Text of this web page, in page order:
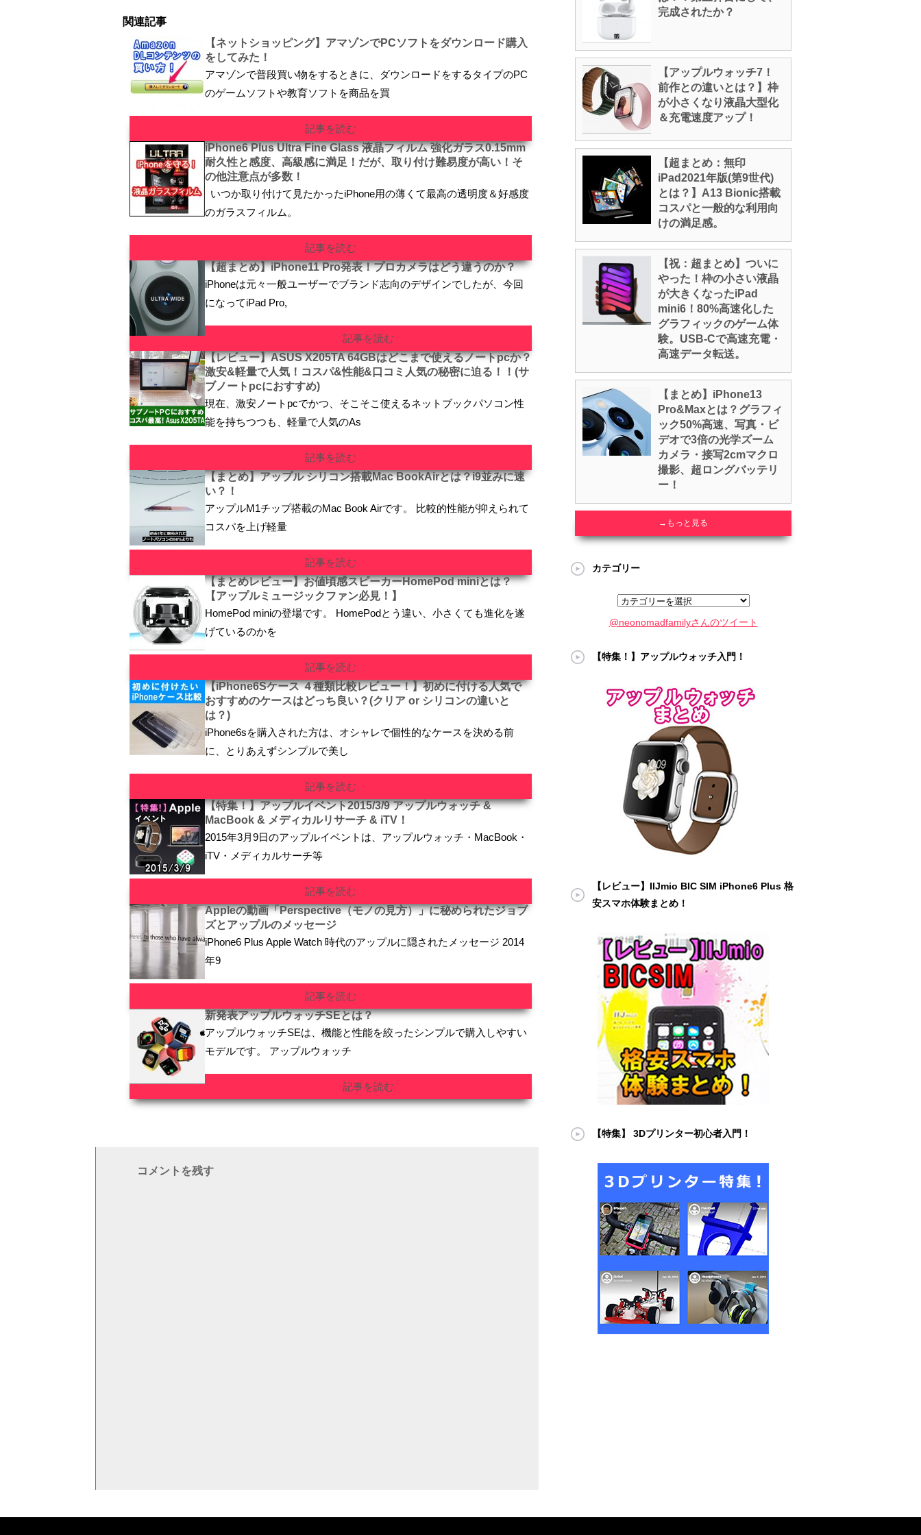
関連記事
【ネットショッピング】アマゾンでPCソフトをダウンロード購入
をしてみた！
アマゾンで普段買い物をするときに、ダウンロードをするタイプのPC
のゲームソフトや教育ソフトを商品を買
記事を読む
iPhone6 Plus Ultra Fine Glass 液晶フィルム 強化ガラス0.15mm
耐久性と感度、高級感に満足！だが、取り付け難易度が高い！そ
の他注意点が多数！
いつか取り付けて見たかったiPhone用の薄くて最高の透明度＆好感度
のガラスフィルム。
記事を読む
【超まとめ】iPhone11 Pro発表！プロカメラはどう違うのか？
iPhoneは元々一般ユーザーでブランド志向のデザインでしたが、今回
になってiPad Pro,
記事を読む
【レビュー】ASUS X205TA 64GBはどこまで使えるノートpcか？
激安&軽量で人気！コスパ&性能&口コミ人気の秘密に迫る！！(サ
ブノートpcにおすすめ)
現在、激安ノートpcでかつ、そこそこ使えるネットブックパソコン性
能を持ちつつも、軽量で人気のAs
記事を読む
【まとめ】アップル シリコン搭載Mac BookAirとは？i9並みに速
い？！
アップルM1チップ搭載のMac Book Airです。 比較的性能が抑えられて
コスパを上げ軽量
記事を読む
【まとめレビュー】お値頃感スピーカーHomePod miniとは？
【アップルミュージックファン必見！】
HomePod miniの登場です。 HomePodとう違い、小さくても進化を遂
げているのかを
記事を読む
【iPhone6Sケース ４種類比較レビュー！】初めに付ける人気で
おすすめのケースはどっち良い？(クリア or シリコンの違いと
は？)
iPhone6sを購入された方は、オシャレで個性的なケースを決める前
に、とりあえずシンプルで美し
記事を読む
【特集！】アップルイベント2015/3/9 アップルウォッチ &
MacBook & メディカルリサーチ & iTV！
2015年3月9日のアップルイベントは、アップルウォッチ・MacBook・
iTV・メディカルサーチ等
記事を読む
Appleの動画「Perspective（モノの見方）」に秘められたジョブ
ズとアップルのメッセージ
iPhone6 Plus Apple Watch 時代のアップルに隠されたメッセージ 2014
年9
記事を読む
新発表アップルウォッチSEとは？
アップルウォッチSEは、機能と性能を絞ったシンプルで購入しやすい
モデルです。 アップルウォッチ
記事を読む
コメントを残す
完成されたか？
【アップルウォッチ7！
前作との違いとは？】枠
が小さくなり液晶大型化
＆充電速度アップ！
【超まとめ：無印
iPad2021年版(第9世代)
とは？】A13 Bionic搭載
コスパと一般的な利用向
けの満足感。
【祝：超まとめ】ついに
やった！枠の小さい液晶
が大きくなったiPad
mini6！80%高速化した
グラフィックのゲーム体
験。USB-Cで高速充電・
高速データ転送。
【まとめ】iPhone13
Pro&Maxとは？グラフィ
ック50%高速、写真・ビ
デオで3倍の光学ズーム
カメラ・接写2cmマクロ
撮影、超ロングバッテリ
ー！
→もっと見る
カテゴリー
@neonomadfamilyさんのツイート
【特集！】アップルウォッチ入門！
【レビュー】IIJmio BIC SIM iPhone6 Plus 格
安スマホ体験まとめ！
【特集】 3Dプリンター初心者入門！